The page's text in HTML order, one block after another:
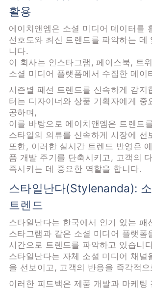
활용
에이치앤엠은 소셜 미디어 데이터를
선호도와 최신 트렌드를 파악하는 데
니다.
이 회사는 인스타그램, 페이스북, 트
소셜 미디어 플랫폼에서 수집한 데이
시즌별 패션 트렌드를 신속하게 감지
터는 디자이너와 상품 기획자에게 중
공하며,
이를 바탕으로 에이치앤엠은 트렌드
스타일의 의류를 신속하게 시장에 선
또한, 이러한 실시간 트렌드 반영은
품 개발 주기를 단축시키고, 고객의
족시키는 데 중요한 역할을 합니다.
스타일난다(Stylenanda):
트렌드
스타일난다는 한국에서 인기 있는 패
스타그램과 같은 소셜 미디어 플랫폼
시간으로 트렌드를 파악하고 있습니
스타일난다는 자체 소셜 미디어 채널
을 선보이고, 고객의 반응을 즉각적
이러한 피드백은 제품 개발과 마케팅